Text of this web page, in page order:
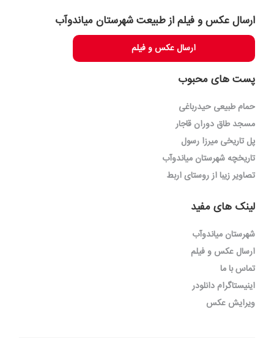
ارسال عکس و فیلم از طبیعت شهرستان میاندوآب
ارسال عکس و فیلم
پست های محبوب
حمام طبیعی حیدرباغی
مسجد طاق دوران قاجار
پل تاریخی میرزا رسول
تاریخچه شهرستان میاندوآب
تصاویر زیبا از روستای اربط
لینک های مفید
شهرستان میاندوآب
ارسال عکس و فیلم
تماس با ما
اینیستاگرام دانلودر
ویرایش عکس